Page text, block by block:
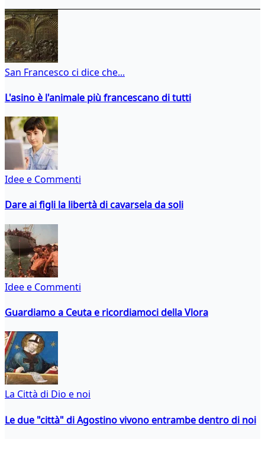
San Francesco ci dice che...
L'asino è l'animale più francescano di tutti
Idee e Commenti
Dare ai figli la libertà di cavarsela da soli
Idee e Commenti
Guardiamo a Ceuta e ricordiamoci della Vlora
La Città di Dio e noi
Le due "città" di Agostino vivono entrambe dentro di noi